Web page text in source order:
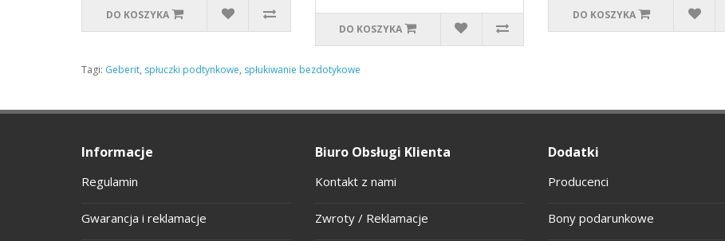
DO KOSZYKA
DO KOSZYKA
DO KOSZYKA
Tagi: Geberit, spłuczki podtynkowe, spłukiwanie bezdotykowe
Informacje
Regulamin
Gwarancja i reklamacje
Biuro Obsługi Klienta
Kontakt z nami
Zwroty / Reklamacje
Dodatki
Producenci
Bony podarunkowe